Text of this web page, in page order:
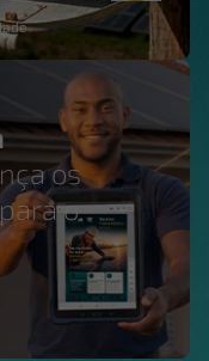
os
o